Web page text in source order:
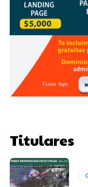
Titulares